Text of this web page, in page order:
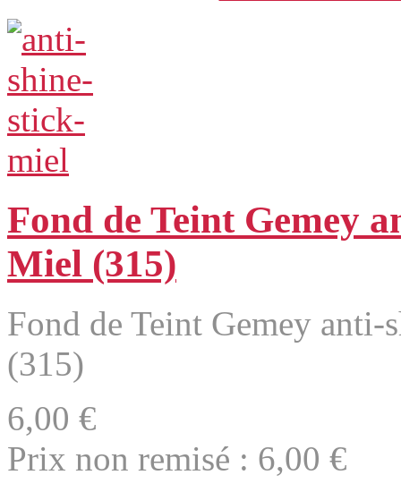
Fond de Teint Gemey
Miel (315)
Fond de Teint Gemey
(315)
6,00 €
Prix non remisé : 6,00 €